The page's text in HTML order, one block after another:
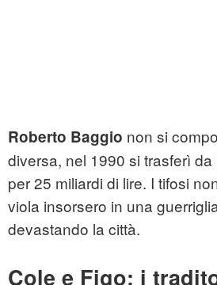
Roberto Baggio non si
diversa, nel 1990 si trasferì da
per 25 miliardi di lire. I tifosi
viola insorsero in una
devastando la città.
Cole e Figo: i